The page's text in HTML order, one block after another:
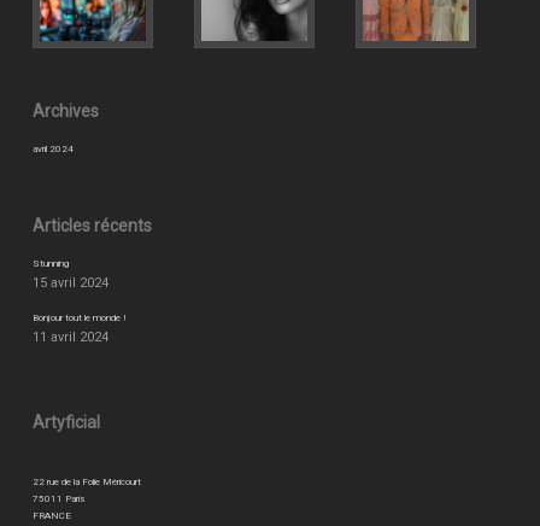
Archives
avril 2024
Articles récents
Stunning
15 avril 2024
Bonjour tout le monde !
11 avril 2024
Artyficial
22 rue de la Folie Méricourt
75011 Paris
FRANCE